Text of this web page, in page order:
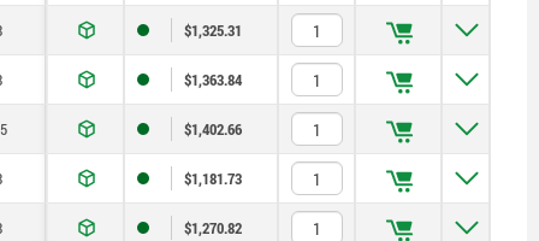
$1,325.31
$1,363.84
$1,402.66
$1,181.73
$1,270.82